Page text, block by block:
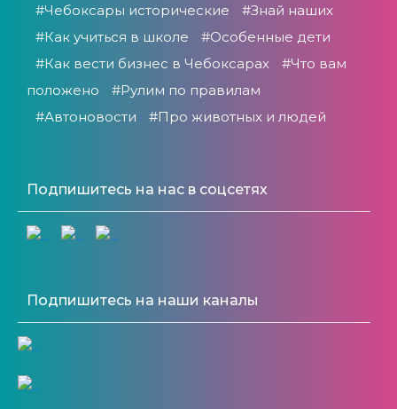
#Чебоксары исторические
#Знай наших
#Как учиться в школе
#Особенные дети
#Как вести бизнес в Чебоксарах
#Что вам
положено
#Рулим по правилам
#Автоновости
#Про животных и людей
Подпишитесь на нас в соцсетях
Подпишитесь на наши каналы